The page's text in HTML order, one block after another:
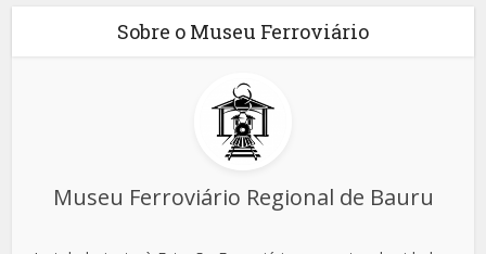
Sobre o Museu Ferroviário
Museu Ferroviário Regional de Bauru